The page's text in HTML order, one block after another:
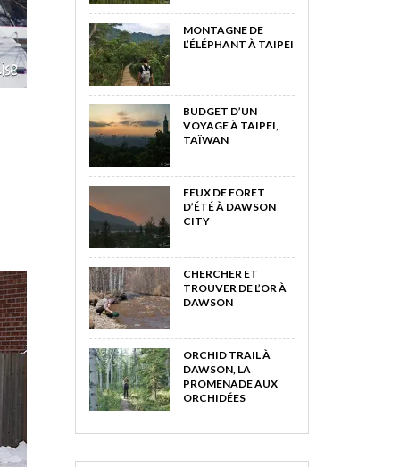
MONTAGNE DE
L’ÉLÉPHANT À TAIPEI
BUDGET D’UN
VOYAGE À TAIPEI,
TAÏWAN
FEUX DE FORÊT
D’ÉTÉ À DAWSON
CITY
CHERCHER ET
TROUVER DE L’OR À
DAWSON
ORCHID TRAIL À
DAWSON, LA
PROMENADE AUX
ORCHIDÉES